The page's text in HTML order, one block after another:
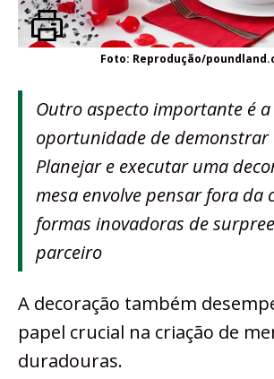
Foto: Reprodução/
Outro aspecto importante é a
oportunidade de demonstrar
Planejar e executar uma
mesa envolve pensar fora da
formas inovadoras de
parceiro
A decoração também
papel crucial na criação de
duradouras.